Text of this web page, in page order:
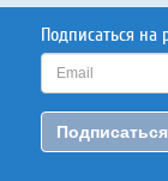
Подписаться на
Подписаться